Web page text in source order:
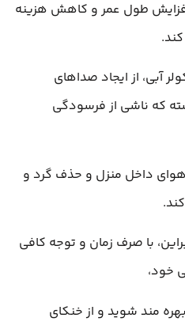
طول عمر و کاهش هزینه
آبی، از ایجاد صداهای
که ناشی از فرسودگی
داخل منزل و حذف گرد و
با صرف زمان و توجه کافی
خود،
مند شوید و از خنکای